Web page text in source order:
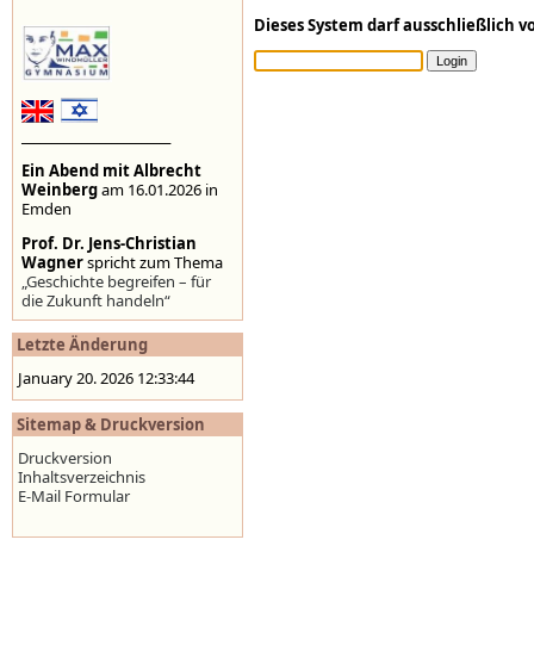
Ein Abend mit Albrecht
Weinbergam 16.01.2026 in
Emden
Prof. Dr. Jens-Christian
Wagnerspricht zum Thema
„Geschichte begreifen – für
die Zukunft handeln“
Stolpersteine auf der
Homepage der Stadt
Emden ,www.emden.de
Letzte Änderung
January 20. 2026 12:33:44
Sitemap & Druckversion
Druckversion
Inhaltsverzeichnis
E-Mail Formular
Dieses System darf ausschließlich